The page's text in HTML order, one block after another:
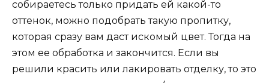
собираетесь только придать ей какой-то
оттенок, можно подобрать такую пропитку,
которая сразу вам даст искомый цвет. Тогда на
этом ее обработка и закончится. Если вы
решили красить или лакировать отделку, то это